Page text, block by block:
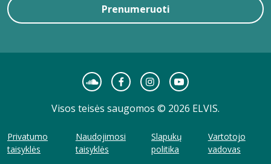
Prenumeruoti
Visos teisės saugomos © 2026 ELVIS.
Privatumo
taisyklės
Naudojimosi
taisyklės
Slapukų
politika
Vartotojo
vadovas